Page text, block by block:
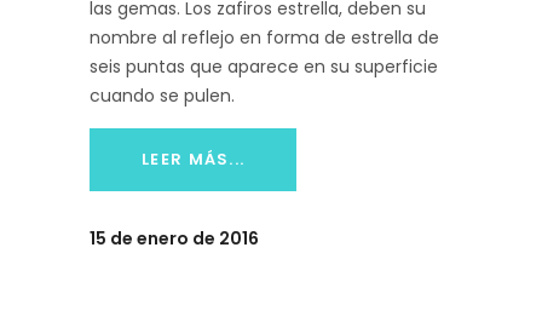
las gemas. Los zafiros estrella, deben su
nombre al reflejo en forma de estrella de
seis puntas que aparece en su superficie
cuando se pulen.
LEER MÁS...
15 de enero de 2016